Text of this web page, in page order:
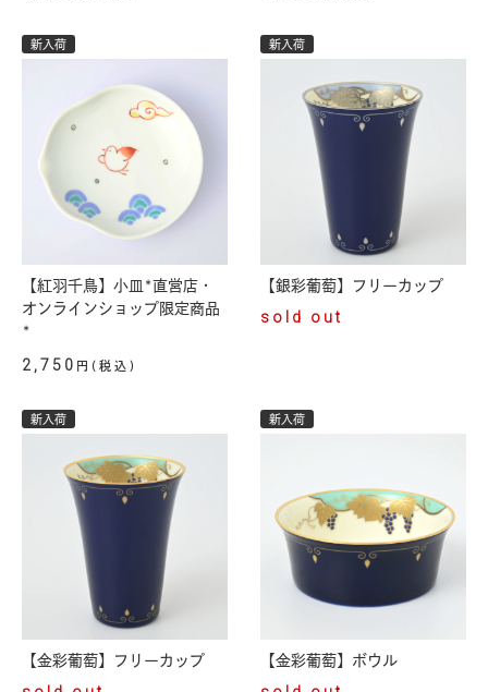
新入荷
【紅羽千鳥】小皿*直営店・
オンラインショップ限定商品
*
2,750 円(税込)
新入荷
【銀彩葡萄】フリーカップ
sold out
新入荷
【金彩葡萄】フリーカップ
新入荷
【金彩葡萄】ボウル